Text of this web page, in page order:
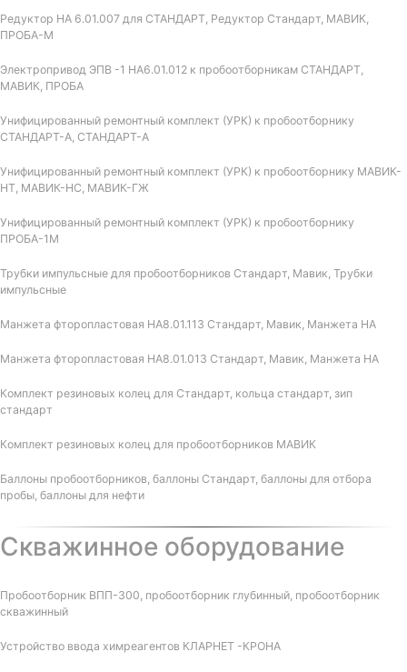
Редуктор НА 6.01.007 для СТАНДАРТ, Редуктор Стандарт, МАВИК,
ПРОБА-М
Электропривод ЭПВ -1 НА6.01.012 к пробоотборникам СТАНДАРТ,
МАВИК, ПРОБА
Унифицированный ремонтный комплект (УРК) к пробоотборнику
СТАНДАРТ-А, СТАНДАРТ-А
Унифицированный ремонтный комплект (УРК) к пробоотборнику МАВИК-
НТ, МАВИК-НС, МАВИК-ГЖ
Унифицированный ремонтный комплект (УРК) к пробоотборнику
ПРОБА-1М
Трубки импульсные для пробоотборников Стандарт, Мавик, Трубки
импульсные
Манжета фторопластовая НА8.01.113 Стандарт, Мавик, Манжета НА
Манжета фторопластовая НА8.01.013 Стандарт, Мавик, Манжета НА
Комплект резиновых колец для Стандарт, кольца стандарт, зип
стандарт
Комплект резиновых колец для пробоотборников МАВИК
Баллоны пробоотборников, баллоны Стандарт, баллоны для отбора
пробы, баллоны для нефти
Скважинное оборудование
Пробоотборник ВПП-300, пробоотборник глубинный, пробоотборник
скважинный
Устройство ввода химреагентов КЛАРНЕТ -КРОНА